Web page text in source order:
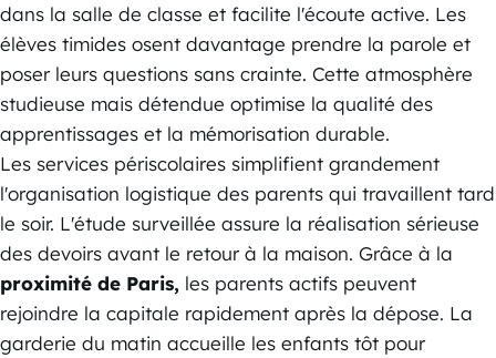
dans la salle de classe et facilite l'écoute active. Les
élèves timides osent davantage prendre la parole et
poser leurs questions sans crainte. Cette atmosphère
studieuse mais détendue optimise la qualité des
apprentissages et la mémorisation durable.
Les services périscolaires simplifient grandement
l'organisation logistique des parents qui travaillent tard
le soir. L'étude surveillée assure la réalisation sérieuse
des devoirs avant le retour à la maison. Grâce à la
proximité de Paris, les parents actifs peuvent
rejoindre la capitale rapidement après la dépose. La
garderie du matin accueille les enfants tôt pour